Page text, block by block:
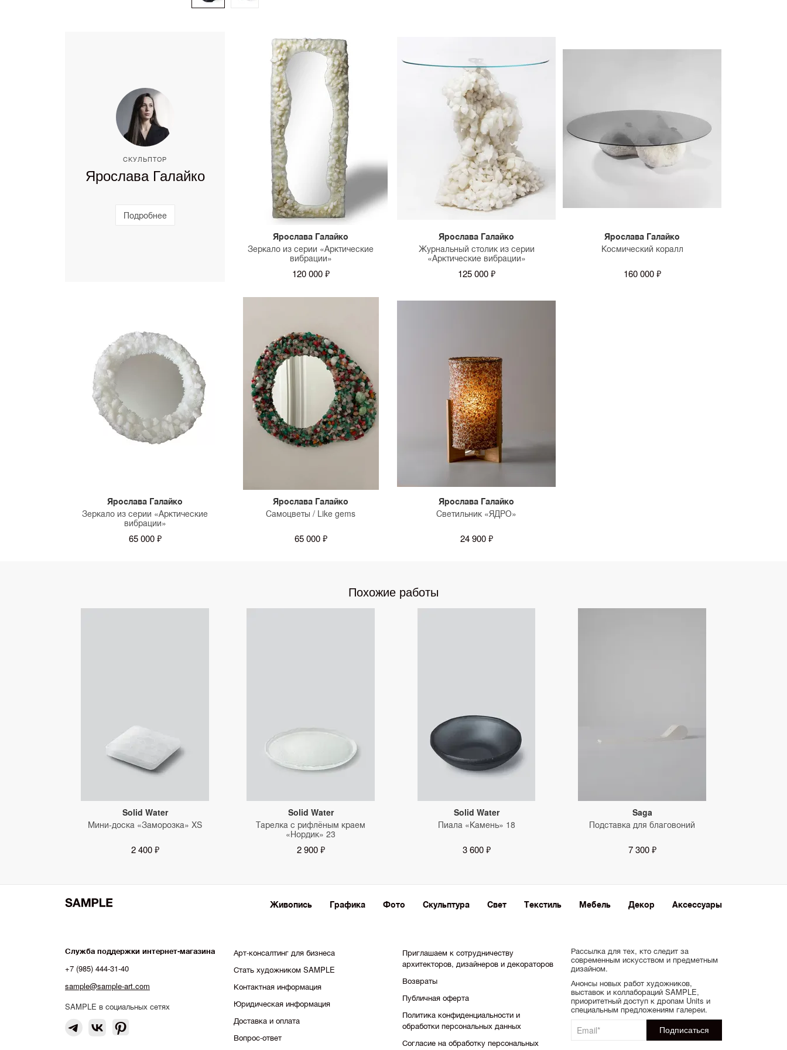
СКУЛЬПТОР
Ярослава Галайко
Подробнее
Ярослава Галайко
Зеркало из серии «Арктические
вибрации»
120 000 ₽
Ярослава Галайко
Журнальный столик из серии
«Арктические вибрации»
125 000 ₽
Ярослава Галайко
Космический коралл
160 000 ₽
Ярослава Галайко
Зеркало из серии «Арктические
вибрации»
65 000 ₽
Ярослава Галайко
Самоцветы / Like gems
65 000 ₽
Ярослава Галайко
Светильник «ЯДРО»
24 900 ₽
Похожие работы
Solid Water
Мини-доска «Заморозка» XS
2 400 ₽
Solid Water
Тарелка с рифлёным краем
«Нордик» 23
2 900 ₽
Solid Water
Пиала «Камень» 18
3 600 ₽
Saga
Подставка для благовоний
7 300 ₽
Живопись Графика Фото Скульптура Свет Текстиль Мебель Декор Аксессуары
Служба поддержки интернет-магазина
+7 (985) 444-31-40
sample@sample-art.com
SAMPLE в социальных сетях
Арт-консалтинг для бизнеса
Стать художником SAMPLE
Контактная информация
Юридическая информация
Доставка и оплата
Вопрос-ответ
Приглашаем к сотрудничеству
архитекторов, дизайнеров и декораторов
Возвраты
Публичная оферта
Политика конфиденциальности и
обработки персональных данных
Согласие на обработку персональных
Рассылка для тех, кто следит за
современным искусством и предметным
дизайном.
Анонсы новых работ художников,
выставок и коллабораций SAMPLE,
приоритетный доступ к дропам Units и
специальным предложениям галереи.